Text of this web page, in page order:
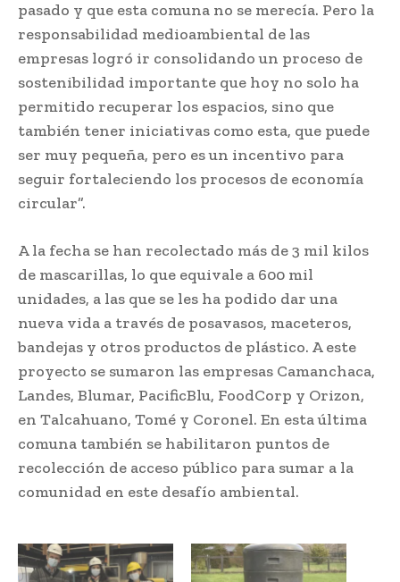
pasado y que esta comuna no se merecía. Pero la
responsabilidad medioambiental de las
empresas logró ir consolidando un proceso de
sostenibilidad importante que hoy no solo ha
permitido recuperar los espacios, sino que
también tener iniciativas como esta, que puede
ser muy pequeña, pero es un incentivo para
seguir fortaleciendo los procesos de economía
circular”.
A la fecha se han recolectado más de 3 mil kilos
de mascarillas, lo que equivale a 600 mil
unidades, a las que se les ha podido dar una
nueva vida a través de posavasos, maceteros,
bandejas y otros productos de plástico. A este
proyecto se sumaron las empresas Camanchaca,
Landes, Blumar, PacificBlu, FoodCorp y Orizon,
en Talcahuano, Tomé y Coronel. En esta última
comuna también se habilitaron puntos de
recolección de acceso público para sumar a la
comunidad en este desafío ambiental.